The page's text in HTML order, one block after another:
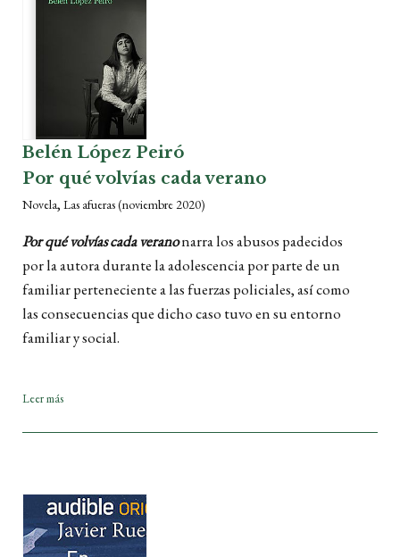
Belén López Peiró
Por qué volvías cada verano
Novela, Las afueras(noviembre 2020)
Por qué volvías cada veranonarra los abusos padecidos
por la autora durante la adolescencia por parte de un
familiar perteneciente a las fuerzas policiales, así como
las consecuencias que dicho caso tuvo en su entorno
familiar y social.
Leer más